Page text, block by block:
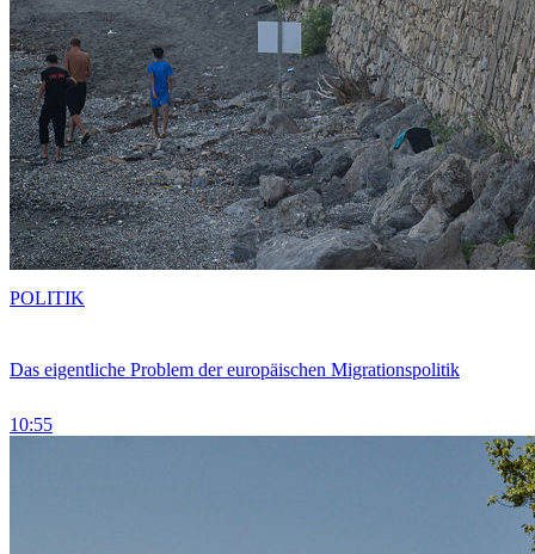
Das eigentliche Problem der europäischen Migrationspolitik
10:55
POLITIK